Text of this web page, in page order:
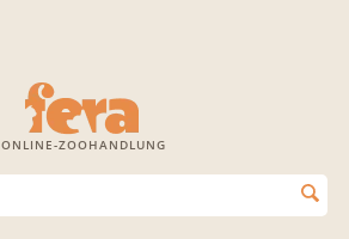
ONLINE-ZOOHANDLUNG